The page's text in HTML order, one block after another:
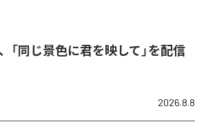
「同じ景色に君を映して」を配信
2026.8.8